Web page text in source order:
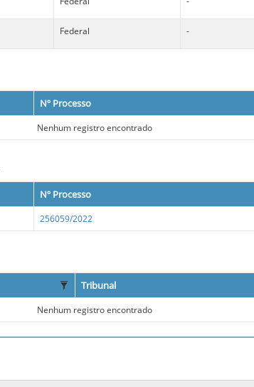
Federal -
Nº Processo
Nenhum registro encontrado
Nº Processo
256059/2022
Tribunal
Nenhum registro encontrado